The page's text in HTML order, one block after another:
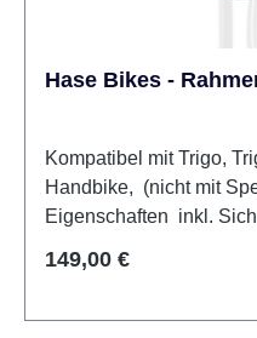
Hase Bikes -
Kompatibel mit Trigo,
Handbike, (nicht mit
Eigenschaften inkl.
Regulärer Preis:
149,00 €